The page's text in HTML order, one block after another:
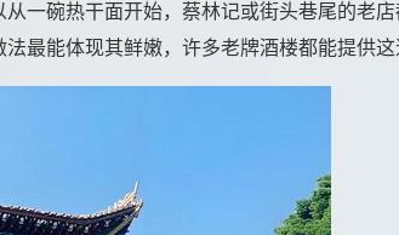
一碗热干面开始，蔡林记或街头巷尾的老
最能体现其鲜嫩，许多老牌酒楼都能提供这